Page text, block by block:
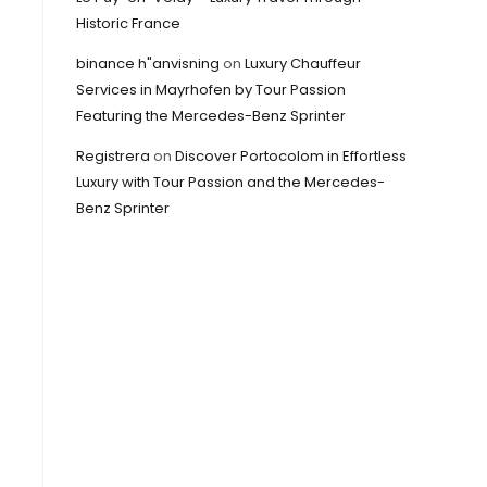
Historic France
binance h"anvisning on Luxury Chauffeur
Services in Mayrhofen by Tour Passion
Featuring the Mercedes-Benz Sprinter
Registrera on Discover Portocolom in Effortless
Luxury with Tour Passion and the Mercedes-
Benz Sprinter